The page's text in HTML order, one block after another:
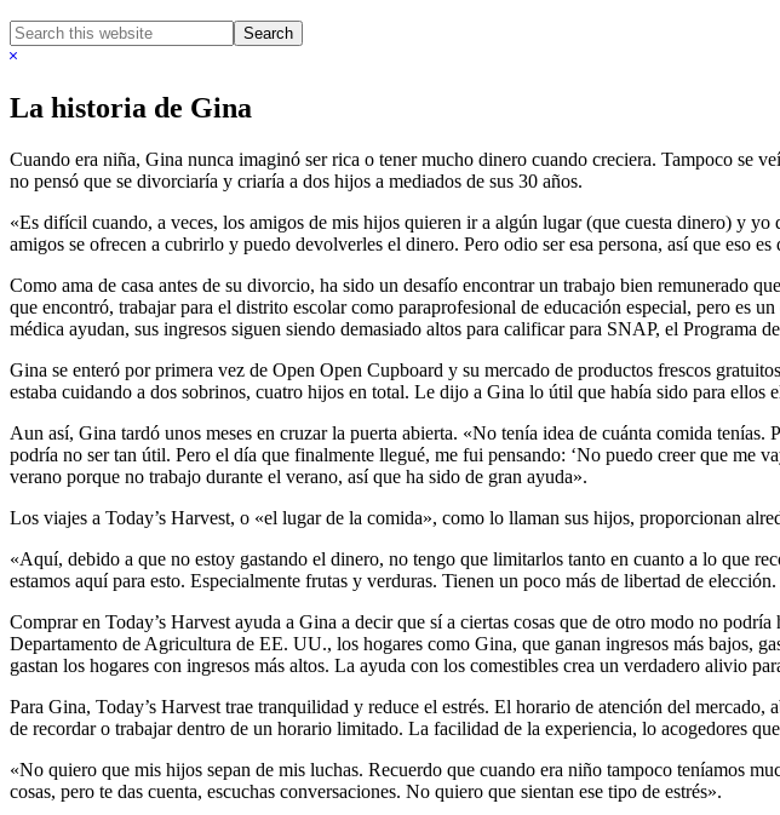
Search
this
Hide
La historia de Gina
Cuando era niña, Gina nunca imaginó ser rica o tener mucho dinero cuando creciera. Tampoco se
no pensó que se divorciaría y criaría a dos hijos a mediados de sus 30 años.
«Es difícil cuando, a veces, los amigos de mis hijos quieren ir a algún lugar (que cuesta dinero) y
amigos se ofrecen a cubrirlo y puedo devolverles el dinero. Pero odio ser esa persona, así que eso
Como ama de casa antes de su divorcio, ha sido un desafío encontrar un trabajo bien remunerado
que encontró, trabajar para el distrito escolar como paraprofesional de educación especial, pero es
médica ayudan, sus ingresos siguen siendo demasiado altos para calificar para SNAP, el Programa
Gina se enteró por primera vez de Open Open Cupboard y su mercado de productos frescos
estaba cuidando a dos sobrinos, cuatro hijos en total. Le dijo a Gina lo útil que había sido para ellos
Aun así, Gina tardó unos meses en cruzar la puerta abierta. «No tenía idea de cuánta comida
podría no ser tan útil. Pero el día que finalmente llegué, me fui pensando: ‘No puedo creer que me
verano porque no trabajo durante el verano, así que ha sido de gran ayuda».
Los viajes a Today’s Harvest, o «el lugar de la comida», como lo llaman sus hijos, proporcionan
«Aquí, debido a que no estoy gastando el dinero, no tengo que limitarlos tanto en cuanto a lo que
estamos aquí para esto. Especialmente frutas y verduras. Tienen un poco más de libertad de
Comprar en Today’s Harvest ayuda a Gina a decir que sí a ciertas cosas que de otro modo no
Departamento de Agricultura de EE. UU., los hogares como Gina, que ganan ingresos más bajos,
gastan los hogares con ingresos más altos. La ayuda con los comestibles crea un verdadero alivio
Para Gina, Today’s Harvest trae tranquilidad y reduce el estrés. El horario de atención del
de recordar o trabajar dentro de un horario limitado. La facilidad de la experiencia, lo acogedores
«No quiero que mis hijos sepan de mis luchas. Recuerdo que cuando era niño tampoco teníamos
cosas, pero te das cuenta, escuchas conversaciones. No quiero que sientan ese tipo de estrés».